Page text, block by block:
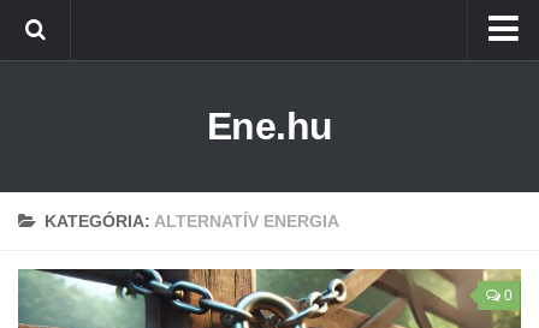
Életmód
Ene.hu
KATEGÓRIA: ALTERNATÍV ENERGIA
0